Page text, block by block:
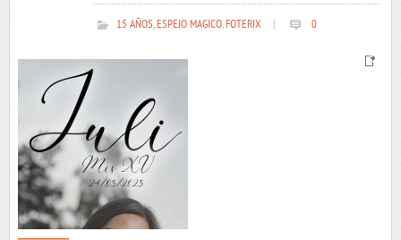
15 AÑOS,ESPEJO MAGICO,FOTERIX 0